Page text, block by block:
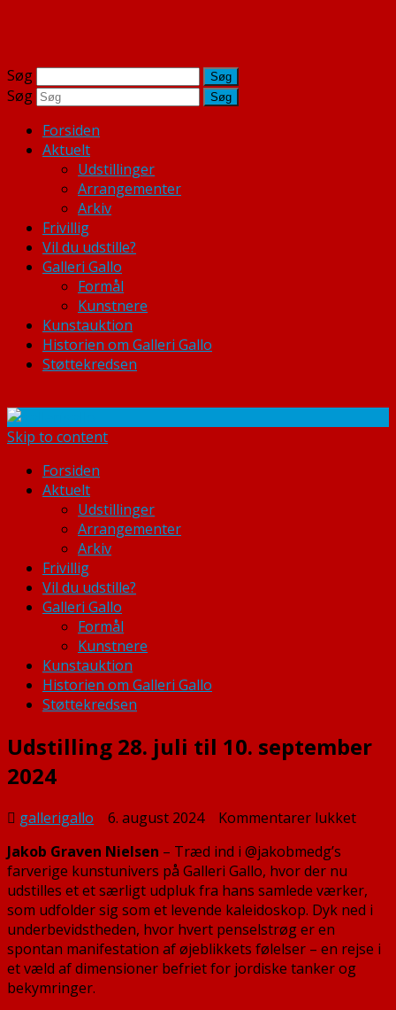
Søg
Søg
Forsiden
Aktuelt
Udstillinger
Arrangementer
Arkiv
Frivillig
Vil du udstille?
Galleri Gallo
Formål
Kunstnere
Kunstauktion
Historien om Galleri Gallo
Støttekredsen
Skip to content
Forsiden
Aktuelt
Udstillinger
Arrangementer
Arkiv
Frivillig
Vil du udstille?
Galleri Gallo
Formål
Kunstnere
Kunstauktion
Historien om Galleri Gallo
Støttekredsen
Udstilling 28. juli til 10. september
2024
gallerigallo 6. august 2024 Kommentarer lukkettil
til
10.
2024
Jakob Graven Nielsen – Træd ind i @jakobmedg’s
farverige kunstunivers på Galleri Gallo, hvor der nu
udstilles et et særligt udpluk fra hans samlede værker,
som udfolder sig som et levende kaleidoskop. Dyk ned i
underbevidstheden, hvor hvert penselstrøg er en
spontan manifestation af øjeblikkets følelser – en rejse i
et væld af dimensioner befriet for jordiske tanker og
bekymringer.